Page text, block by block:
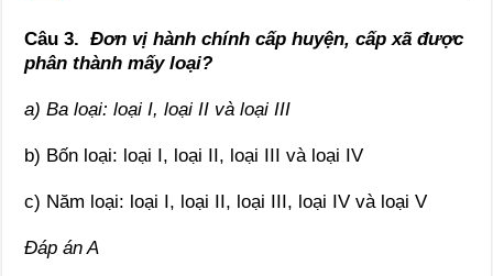
Câu 3. Đơn vị hành chính cấp huyện, cấp xã được
phân thành mấy loại?
a) Ba loại: loại I, loại II và loại III
b) Bốn loại: loại I, loại II, loại III và loại IV
c) Năm loại: loại I, loại II, loại III, loại IV và loại V
Đáp án A